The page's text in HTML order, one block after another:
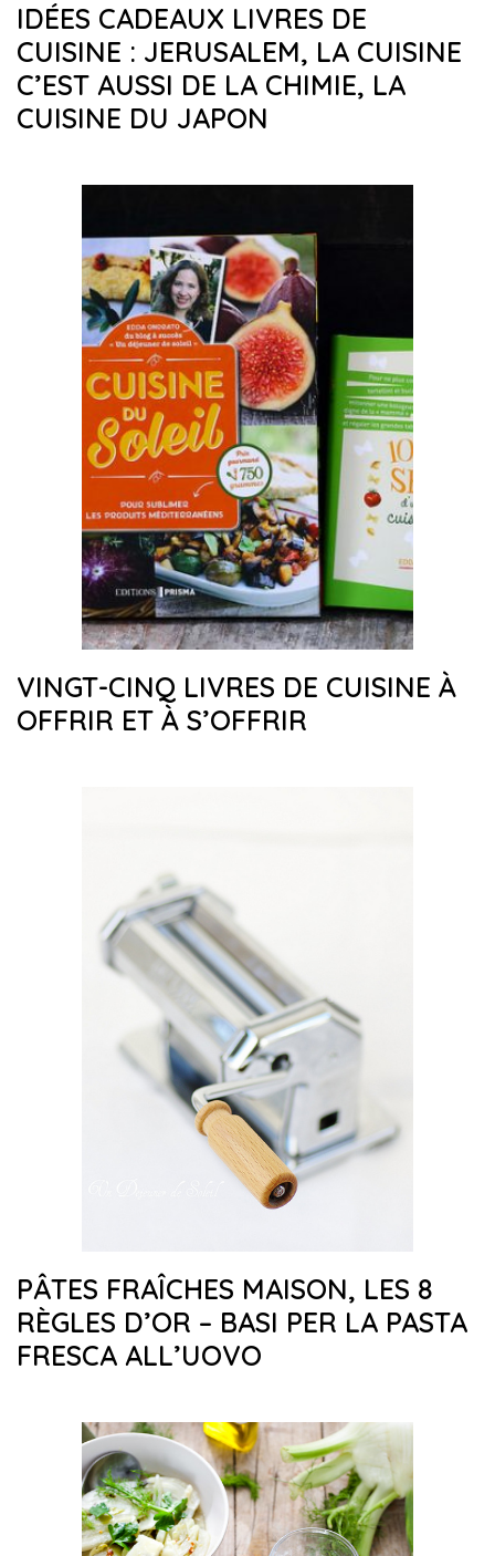
IDÉES CADEAUX LIVRES DE
CUISINE : JERUSALEM, LA CUISINE
C’EST AUSSI DE LA CHIMIE, LA
CUISINE DU JAPON
VINGT-CINQ LIVRES DE CUISINE À
OFFRIR ET À S’OFFRIR
PÂTES FRAÎCHES MAISON, LES 8
RÈGLES D’OR – BASI PER LA PASTA
FRESCA ALL’UOVO